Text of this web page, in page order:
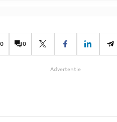
0 0
Advertentie